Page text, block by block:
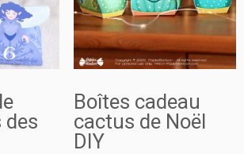
des
Boîtes cadeau
cactus de Noël
DIY